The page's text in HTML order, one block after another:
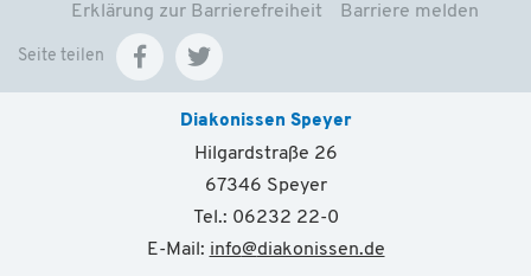
Erklärung zur Barrierefreiheit Barriere melden
Seite teilen
Diakonissen Speyer
Hilgardstraße 26
67346 Speyer
Tel.: 06232 22-0
E-Mail: info@diakonissen.de